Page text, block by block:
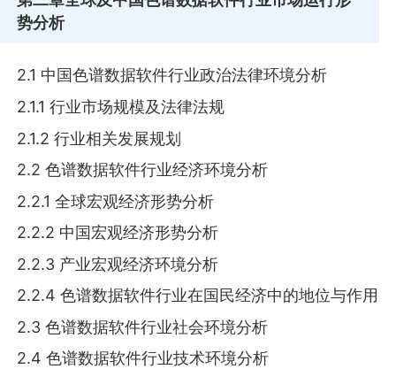
势分析
2.1 中国色谱数据软件行业政治法律环境分析
2.1.1 行业市场规模及法律法规
2.1.2 行业相关发展规划
2.2 色谱数据软件行业经济环境分析
2.2.1 全球宏观经济形势分析
2.2.2 中国宏观经济形势分析
2.2.3 产业宏观经济环境分析
2.2.4 色谱数据软件行业在国民经济中的地位与作用
2.3 色谱数据软件行业社会环境分析
2.4 色谱数据软件行业技术环境分析